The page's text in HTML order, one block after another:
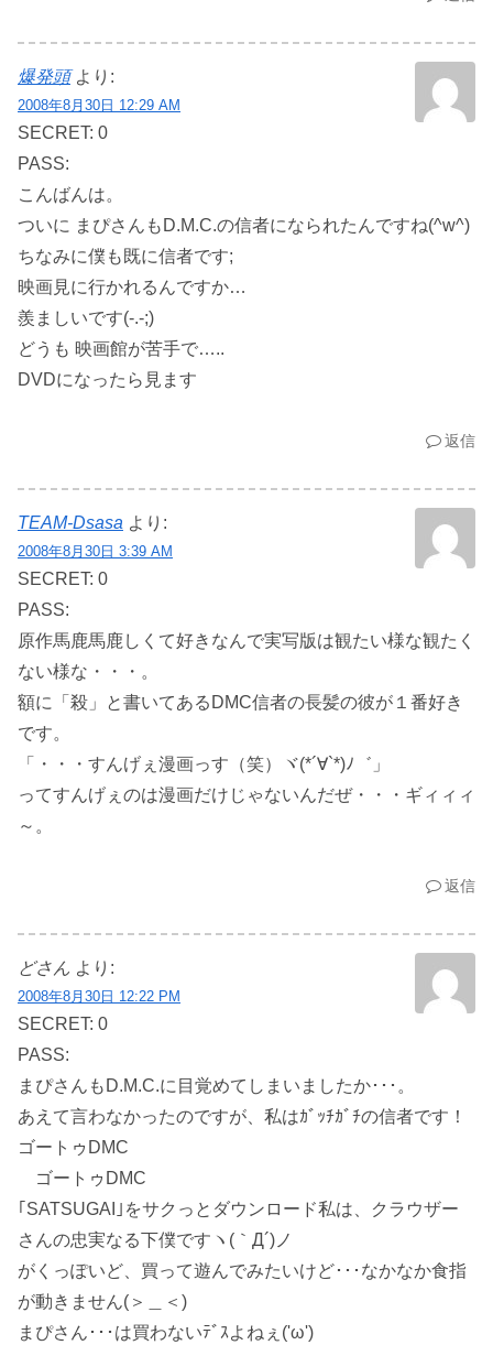
爆発頭 より:
2008年8月30日 12:29 AM
SECRET: 0
PASS:
こんばんは。
ついに まぴさんもD.M.C.の信者になられたんですね(^w^)
ちなみに僕も既に信者です;
映画見に行かれるんですか…
羨ましいです(-.-;)
どうも 映画館が苦手で…..
DVDになったら見ます
返信
TEAM-Dsasa より:
2008年8月30日 3:39 AM
SECRET: 0
PASS:
原作馬鹿馬鹿しくて好きなんで実写版は観たい様な観たく
ない様な・・・。
額に「殺」と書いてあるDMC信者の長髪の彼が１番好き
です。
「・・・すんげぇ漫画っす（笑）ヾ(*´∀`*)ﾉ゛」
ってすんげぇのは漫画だけじゃないんだぜ・・・ギィィィ
～。
返信
どさん より:
2008年8月30日 12:22 PM
SECRET: 0
PASS:
まぴさんもD.M.C.に目覚めてしまいましたか･･･。
あえて言わなかったのですが、私はｶﾞｯﾁｶﾞﾁの信者です！
ゴートゥDMC
ゴートゥDMC
｢SATSUGAI｣をサクっとダウンロード私は、クラウザー
さんの忠実なる下僕ですヽ(｀Д´)ノ
がくっぽいど、買って遊んでみたいけど･･･なかなか食指
が動きません(＞＿＜)
まぴさん･･･は買わないﾃﾞｽよねぇ('ω')